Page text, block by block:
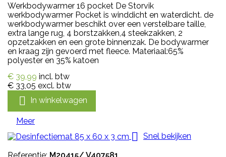
Werkbodywarmer 16 pocket De Storvik
werkbodywarmer Pocket is winddicht en waterdicht. de
werkbodywarmer beschikt over een verstelbare taille,
extra lange rug, 4 borstzakken,4 steekzakken, 2
opzetzakken en een grote binnenzak. De bodywarmer
en kraag zijn gevoerd met fleece. Materiaal:65%
polyester en 35% katoen
€ 39,99 incl. btw
€ 33,05 excl. btw
 In winkelwagen
Meer
 Snel bekijken
Referentie: M20415/ V407581